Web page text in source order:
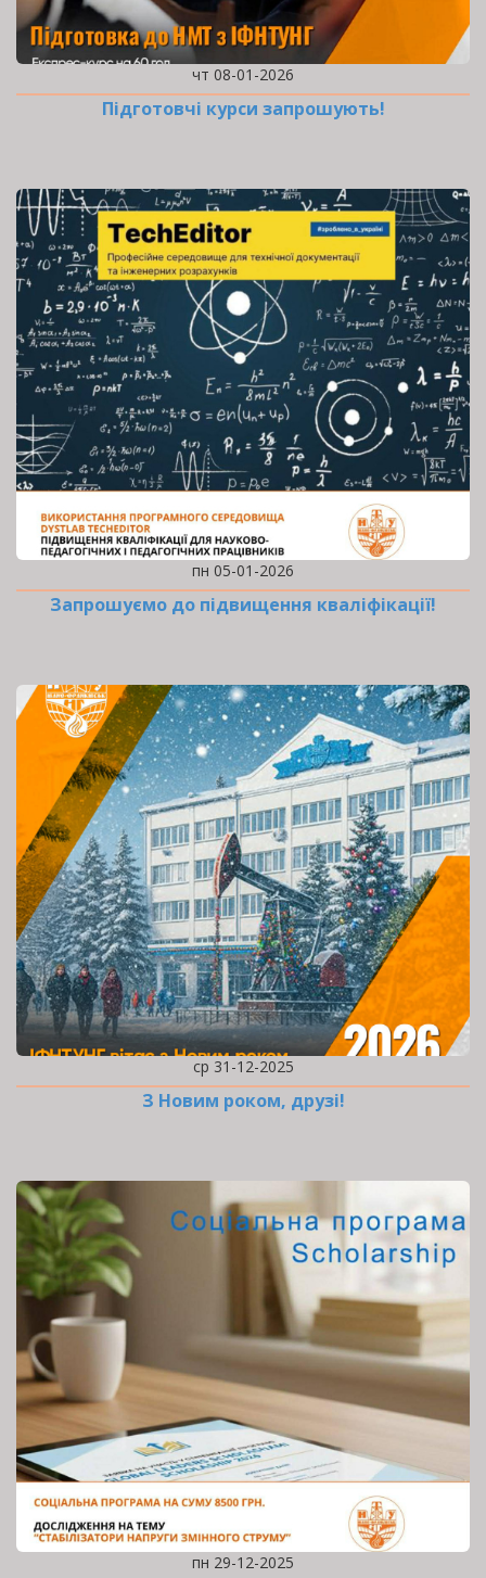
чт 08-01-2026
Підготовчі курси запрошують!
пн 05-01-2026
Запрошуємо до підвищення кваліфікації!
ср 31-12-2025
З Новим роком, друзі!
пн 29-12-2025